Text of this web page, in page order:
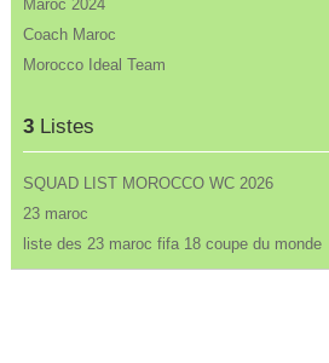
Maroc 2024
Coach Maroc
Morocco Ideal Team
3Listes
SQUAD LIST MOROCCO WC 2026
23 maroc
liste des 23 maroc fifa 18 coupe du monde